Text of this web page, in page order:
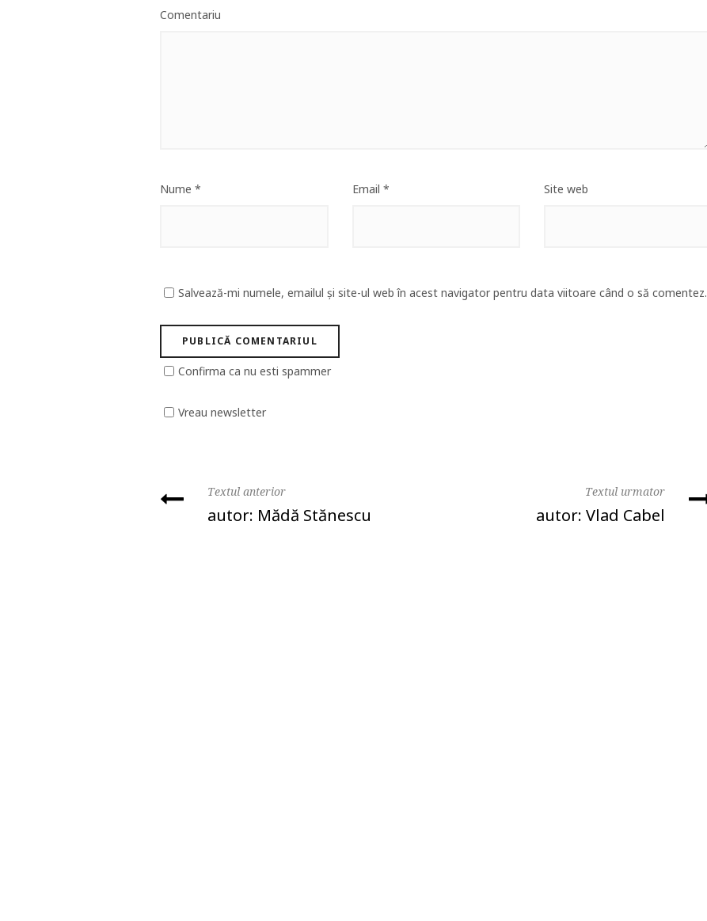
Comentariu
Nume * Email * Site web
Salvează-mi numele, emailul și site-ul web în acest navigator pentru data viitoare când o să comentez.
Confirma ca nu esti spammer
Vreau newsletter
Textul anterior
autor: Mădă Stănescu
Textul urmator
autor: Vlad Cabel